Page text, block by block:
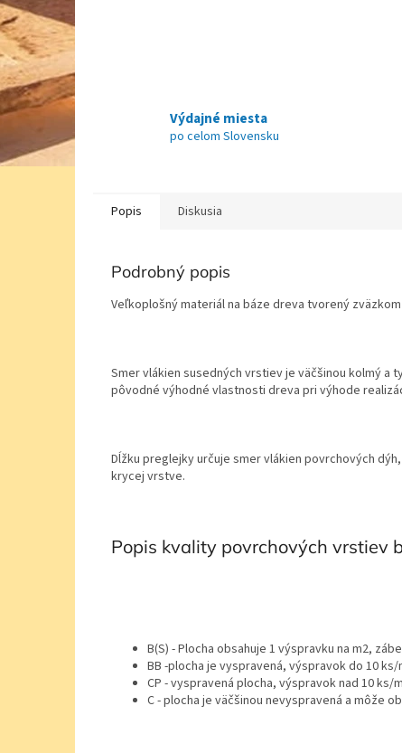
Výdajné miesta
po celom Slovensku
Popis Diskusia
Podrobný popis
Veľkoplošný materiál na báze dreva tvorený
Smer vlákien susedných vrstiev je väčšinou kolmý a
pôvodné výhodné vlastnosti dreva pri výhode
Dĺžku preglejky určuje smer vlákien povrchových
krycej vrstve.
Popis kvality povrchových vrstiev
B(S) - Plocha obsahuje 1 výspravku na m2,
BB -plocha je vyspravená, výspravok do 10
CP - vyspravená plocha, výspravok nad 10 ks/
C - plocha je väčšinou nevyspravená a môže